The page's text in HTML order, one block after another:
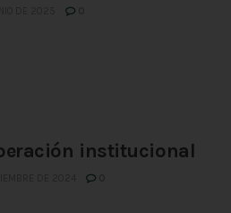
DE 2025
institucional
DE 2024